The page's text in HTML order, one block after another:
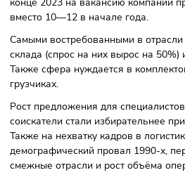
среднем до 155,5 тыс. При это
сократило до 500 тыс. Отмечают
логистических компаниях.
конце 2023 на вакансию
вместо 10—12 в начале года.
Самыми востребованными в
склада (спрос на них вырос на
Также сфера нуждается в
грузчиках.